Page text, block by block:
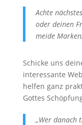
Achte
oder deinen
meide
Schicke uns
interessante
helfen ganz
Gottes
„Wer danach